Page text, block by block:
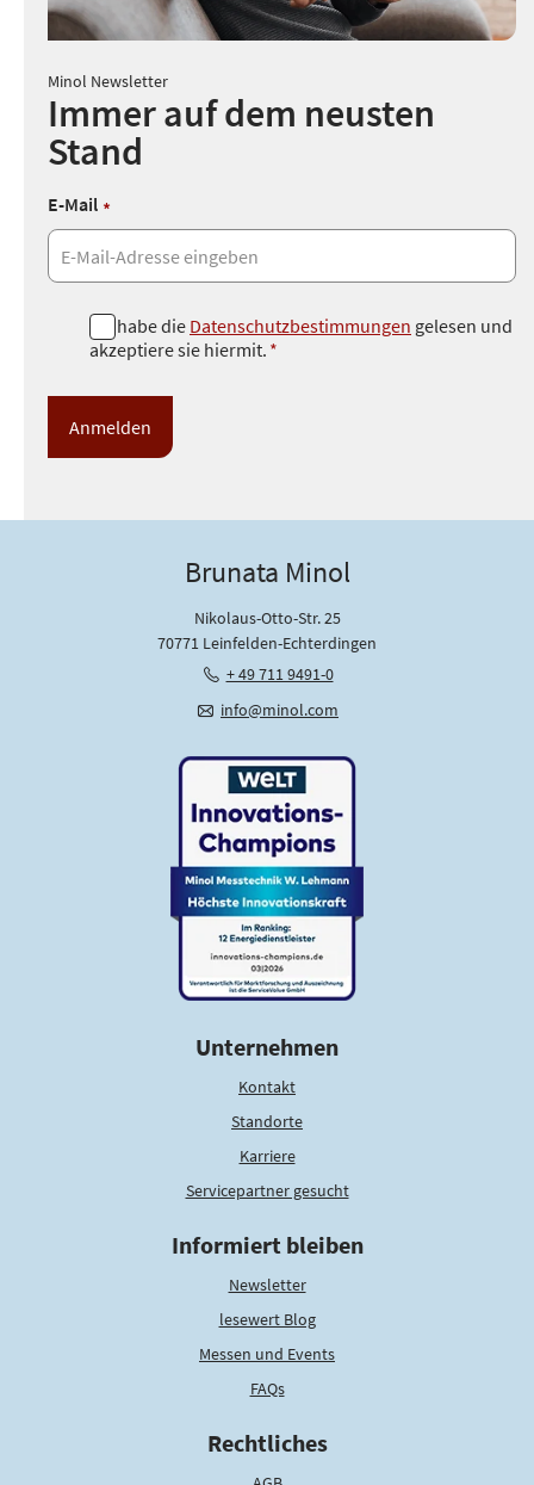
Minol Newsletter
Immer auf dem neusten
Stand
E-Mail *
h
Ich habe die Datenschutzbestimmungen gelesen und
akzeptiere sie hiermit. *
Brunata Minol
Nikolaus-Otto-Str. 25
70771 Leinfelden-Echterdingen
+ 49 711 9491-0
info@minol.com
Unternehmen
Kontakt
Standorte
Karriere
Servicepartner gesucht
Informiert bleiben
Newsletter
lesewert Blog
Messen und Events
FAQs
Rechtliches